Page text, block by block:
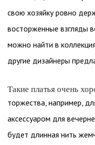
свою хозяйку ровно
восторженные взгляды
можно найти в
другие дизайнеры
Такие платья очень
торжества, например,
аксессуаром для
будет длинная нить